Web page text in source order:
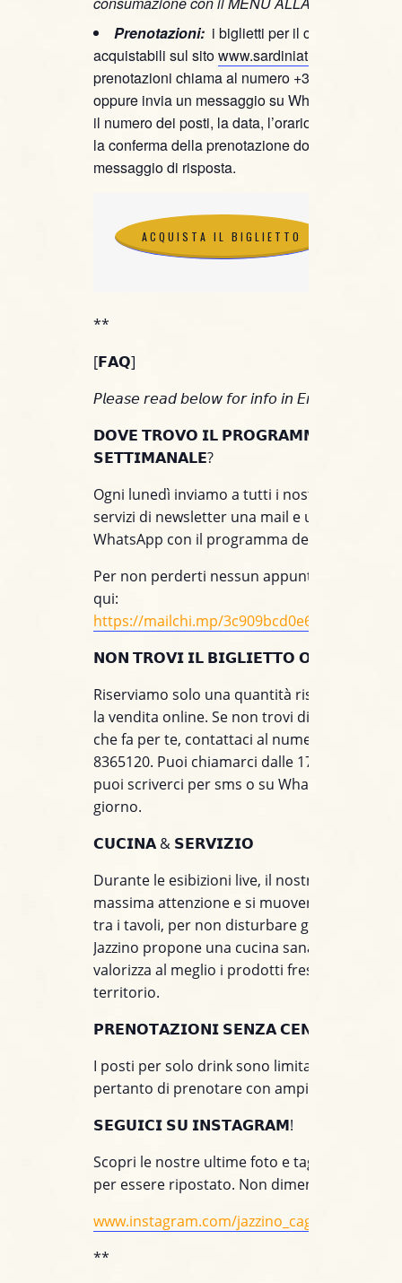
Prenotazioni: i biglietti per il concerto sono
acquistabili sul sitowww.sardiniaticket.com
prenotazioni chiama al numero +39 391
oppure invia un messaggio su WhatsApp
il numero dei posti, la data, l’orario e il
la conferma della prenotazione dovrai attendere
messaggio di risposta.
ACQUISTA IL BIGLIETTO
**
[𝗙𝗔𝗤]
𝘗𝘭𝘦𝘢𝘴𝘦 𝘳𝘦𝘢𝘥 𝘣𝘦𝘭𝘰𝘸 𝘧𝘰𝘳 𝘪𝘯𝘧𝘰 𝘪𝘯 𝘌𝘯𝘨𝘭𝘪𝘴𝘩.
𝗗𝗢𝗩𝗘 𝗧𝗥𝗢𝗩𝗢 𝗜𝗟 𝗣𝗥𝗢𝗚𝗥𝗔𝗠𝗠𝗔
𝗦𝗘𝗧𝗧𝗜𝗠𝗔𝗡𝗔𝗟𝗘?
Ogni lunedì inviamo a tutti i nostri clienti
servizi di newsletter una mail e un messaggio
WhatsApp con il programma della settimana.
Per non perderti nessun appuntamento,
qui:
https://mailchi.mp/3c909bcd0e60/
𝗡𝗢𝗡 𝗧𝗥𝗢𝗩𝗜 𝗜𝗟 𝗕𝗜𝗚𝗟𝗜𝗘𝗧𝗧𝗢 𝗢𝗡𝗟𝗜𝗡𝗘?
Riserviamo solo una quantità ristretta di
la vendita online. Se non trovi disponibile il
che fa per te, contattaci al numero +39 375
8365120. Puoi chiamarci dalle 17 alle 21,
puoi scriverci per sms o su WhatsApp tutto il
giorno.
𝗖𝗨𝗖𝗜𝗡𝗔 & 𝗦𝗘𝗥𝗩𝗜𝗭𝗜𝗢
Durante le esibizioni live, il nostro staff
massima attenzione e si muoverà con
tra i tavoli, per non disturbare gli artisti sul
Jazzino propone una cucina sana e creativa
valorizza al meglio i prodotti freschi e
territorio.
𝗣𝗥𝗘𝗡𝗢𝗧𝗔𝗭𝗜𝗢𝗡𝗜 𝗦𝗘𝗡𝗭𝗔 𝗖𝗘𝗡𝗔
I posti per solo drink sono limitati.
pertanto di prenotare con ampio anticipo.
𝗦𝗘𝗚𝗨𝗜𝗖𝗜 𝗦𝗨 𝗜𝗡𝗦𝗧𝗔𝗚𝗥𝗔𝗠!
Scopri le nostre ultime foto e taggaci nei tuoi
per essere ripostato. Non dimenticare di
www.instagram.com/jazzino_cagliari/
**